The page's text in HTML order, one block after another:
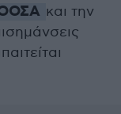
και την